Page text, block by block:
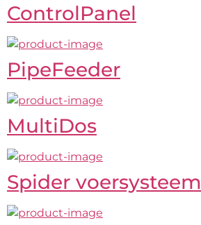
ControlPanel
PipeFeeder
MultiDos
Spider voersysteem